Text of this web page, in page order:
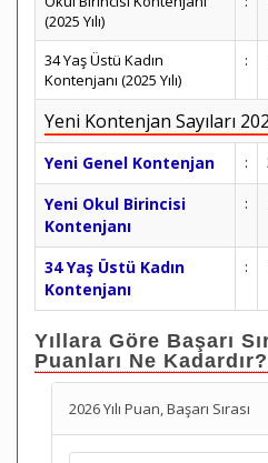
(2025 Yılı)
34 Yaş Üstü Kadın
Kontenjanı (2025 Yılı)
:
Yeni Kontenjan Sayıları
Yeni Genel Kontenjan :
Yeni Okul Birincisi
Kontenjanı
:
34 Yaş Üstü Kadın
Kontenjanı
:
Yıllara Göre Başarı
Puanları Ne Kadardır?
2026 Yılı Puan, Başarı Sırası